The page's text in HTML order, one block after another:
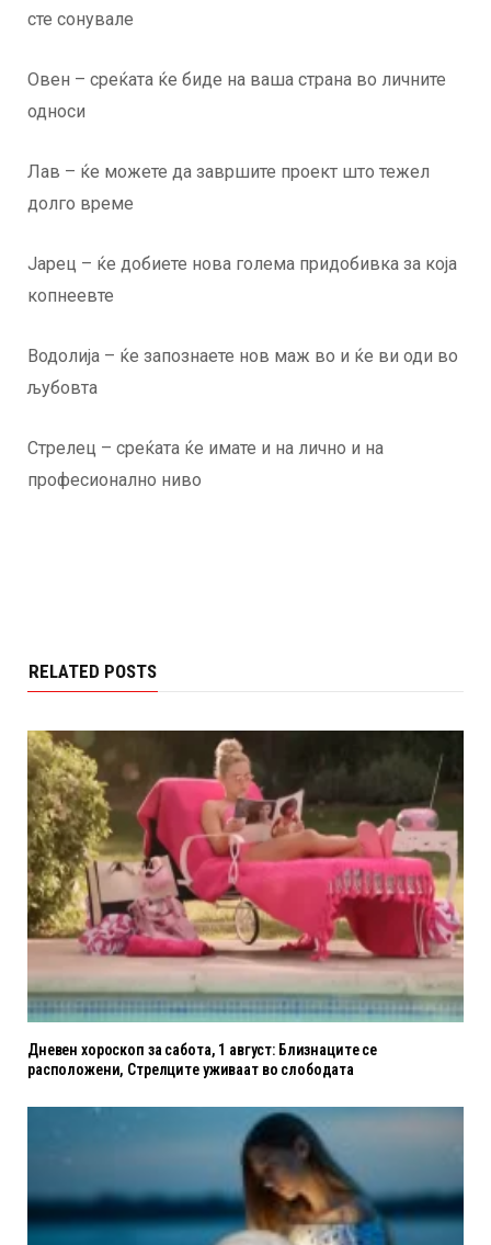
сте сонувале
Овен – среќата ќе биде на ваша страна во личните
односи
Лав – ќе можете да завршите проект што тежел
долго време
Јарец – ќе добиете нова голема придобивка за која
копнеевте
Водолија – ќе запознаете нов маж во и ќе ви оди во
љубовта
Стрелец – среќата ќе имате и на лично и на
професионално ниво
RELATED POSTS
Дневен хороскоп за сабота, 1 август: Близнаците се
расположени, Стрелците уживаат во слободата